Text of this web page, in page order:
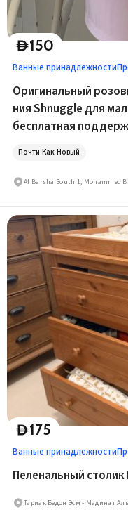
D150
Ванные принадлежности
Оригинальный
ния Shnuggle для
бесплатная
Почти Как Новый
D175
Ванные принадлежности
Пеленальный
Тариак Бедон Эсм - Мадинат